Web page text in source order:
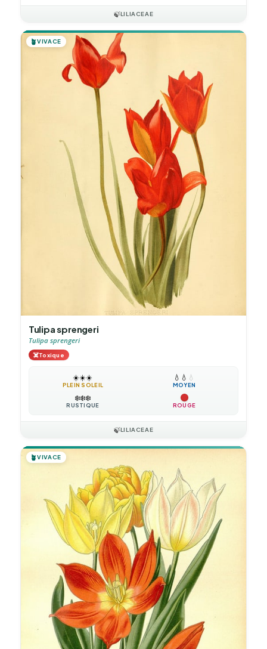
🍃LILIACEAE
🪴VIVACE
Tulipa sprengeri
Tulipa sprengeri
☠️Toxique
☀️☀️☀️
PLEIN SOLEIL
💧 💧 💧
MOYEN
❄️❄️❄️
RUSTIQUE ROUGE
🍃LILIACEAE
🪴VIVACE